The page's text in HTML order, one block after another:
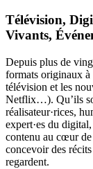
Télévision,
Vivants,
Depuis plus de
formats originaux
télévision et les
Netflix…). Qu’ils
réalisateur·rices,
expert·es du
contenu au cœur
concevoir des
regardent.